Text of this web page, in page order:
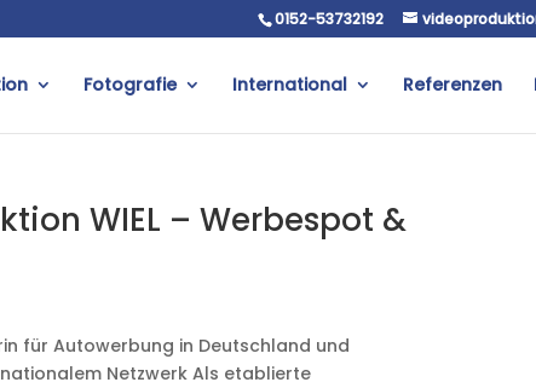
0152-53732192
Fotografie International Referenzen
WIEL – Werbespot &
für Autowerbung in Deutschland und
Netzwerk Als etablierte